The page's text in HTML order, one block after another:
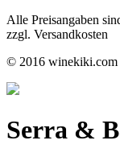
Alle Preisangaben
zzgl. Versandkosten
© 2016 winekiki.com
Serra &